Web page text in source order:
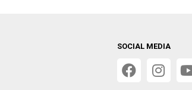
SOCIAL MEDIA